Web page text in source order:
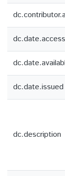
dc.date.issued
dc.description